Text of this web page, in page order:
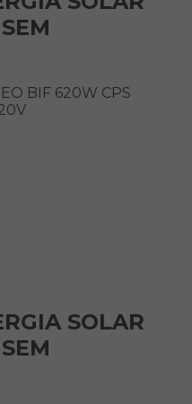
BIF 620W CPS
SOLAR